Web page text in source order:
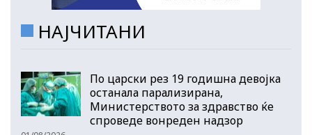
НАЈЧИТАНИ
По царски рез 19 годишна девојка
останала парализирана,
Министерството за здравство ќе
спроведе вонреден надзор